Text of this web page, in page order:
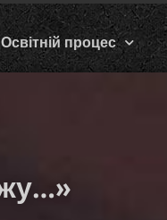
Освітній процес